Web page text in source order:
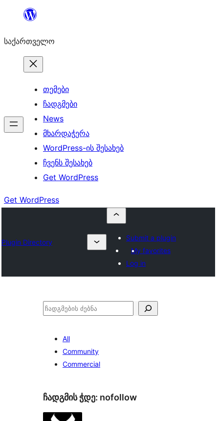
შიგთავსზე
საქართველო
თემები
ჩადგმები
News
მხარდაჭერა
WordPress-ის შესახებ
ჩვენს შესახებ
Get WordPress
Get WordPress
Plugin Directory
Submit a plugin
My favorites
Log in
ძებნა
All
Community
Commercial
ჩადგმის ჭდე: nofollow